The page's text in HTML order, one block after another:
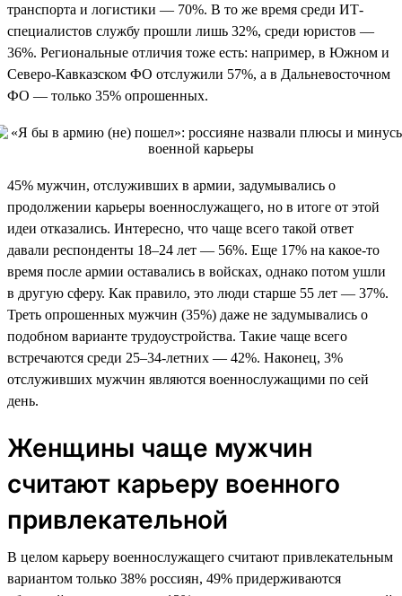
транспорта и логистики — 70%. В то же время среди ИТ-
специалистов службу прошли лишь 32%, среди юристов —
36%. Региональные отличия тоже есть: например, в Южном и
Северо-Кавказском ФО отслужили 57%, а в Дальневосточном
ФО — только 35% опрошенных.
45% мужчин, отслуживших в армии, задумывались о
продолжении карьеры военнослужащего, но в итоге от этой
идеи отказались. Интересно, что чаще всего такой ответ
давали респонденты 18–24 лет — 56%. Еще 17% на какое-то
время после армии оставались в войсках, однако потом ушли
в другую сферу. Как правило, это люди старше 55 лет — 37%.
Треть опрошенных мужчин (35%) даже не задумывались о
подобном варианте трудоустройства. Такие чаще всего
встречаются среди 25–34-летних — 42%. Наконец, 3%
отслуживших мужчин являются военнослужащими по сей
день.
Женщины чаще мужчин
считают карьеру военного
привлекательной
В целом карьеру военнослужащего считают привлекательным
вариантом только 38% россиян, 49% придерживаются